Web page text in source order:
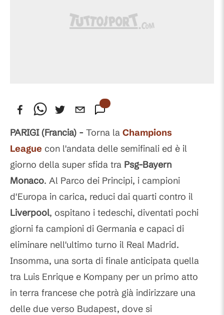
PARIGI (Francia) - Torna la Champions
League con l'andata delle semifinali ed è il
giorno della super sfida tra Psg-Bayern
Monaco. Al Parco dei Principi, i campioni
d'Europa in carica, reduci dai quarti contro il
Liverpool, ospitano i tedeschi, diventati pochi
giorni fa campioni di Germania e capaci di
eliminare nell'ultimo turno il Real Madrid.
Insomma, una sorta di finale anticipata quella
tra Luis Enrique e Kompany per un primo atto
in terra francese che potrà già indirizzare una
delle due verso Budapest, dove si